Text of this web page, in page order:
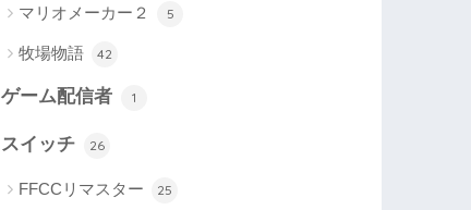
マリオメーカー２ 5
牧場物語 42
ゲーム配信者 1
スイッチ 26
FFCCリマスター 25